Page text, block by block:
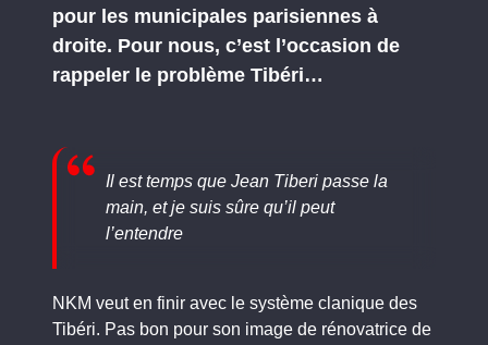
pour les municipales parisiennes à
droite. Pour nous, c’est l’occasion de
rappeler le problème Tibéri…
Il est temps que Jean Tiberi passe la
main, et je suis sûre qu’il peut
l’entendre
NKM veut en finir avec le système clanique des
Tibéri. Pas bon pour son image de rénovatrice de